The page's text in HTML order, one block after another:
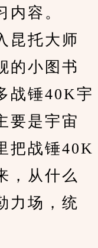
内容。
托大师
的小图书
战锤40K宇
要是宇宙
把战锤40K
，从什么
力场，统